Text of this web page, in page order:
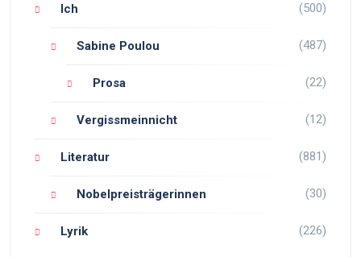
Ich (500)
Sabine Poulou (487)
Prosa (22)
Vergissmeinnicht (12)
Literatur (881)
Nobelpreisträgerinnen (30)
Lyrik (226)